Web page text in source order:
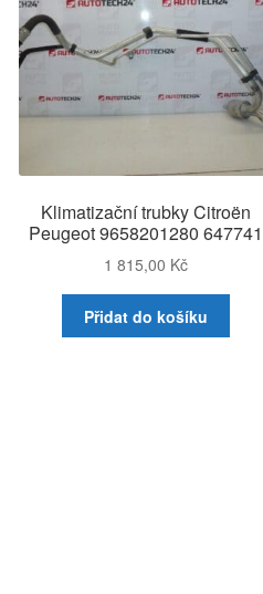
Klimatizační trubky Citroën
Peugeot 9658201280 647741
1 815,00 Kč
Přidat do košíku